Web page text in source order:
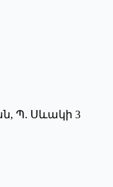
Պ. Սևակի 3